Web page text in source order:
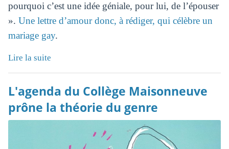
pourquoi c’est une idée géniale, pour lui, de l’épouser
». Une lettre d’amour donc, à rédiger, qui célèbre un
mariage gay.
Lire la suite
L'agenda du Collège Maisonneuve
prône la théorie du genre